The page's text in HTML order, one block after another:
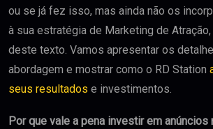
ou se já fez isso, mas ainda não os
à sua estratégia de Marketing de
deste texto. Vamos apresentar os
abordagem e mostrar como o RD Station
seus resultados e investimentos.
Por que vale a pena investir em anúncios